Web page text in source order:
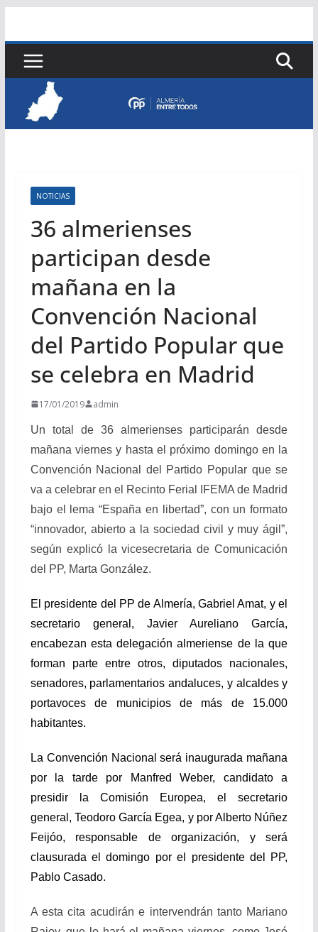
contenido
NOTICIAS
36 almerienses
participan desde
mañana en la
Convención Nacional
del Partido Popular que
se celebra en Madrid
17/01/2019 admin
Un total de 36 almerienses participarán desde
mañana viernes y hasta el próximo domingo en la
Convención Nacional del Partido Popular que se
va a celebrar en el Recinto Ferial IFEMA de Madrid
bajo el lema “España en libertad”, con un formato
“innovador, abierto a la sociedad civil y muy ágil”,
según explicó la vicesecretaria de Comunicación
del PP, Marta González.
El presidente del PP de Almería, Gabriel Amat, y el
secretario general, Javier Aureliano García,
encabezan esta delegación almeriense de la que
forman parte entre otros, diputados nacionales,
senadores, parlamentarios andaluces, y alcaldes y
portavoces de municipios de más de 15.000
habitantes.
La Convención Nacional será inaugurada mañana
por la tarde por Manfred Weber, candidato a
presidir la Comisión Europea, el secretario
general, Teodoro García Egea, y por Alberto Núñez
Feijóo, responsable de organización, y será
clausurada el domingo por el presidente del PP,
Pablo Casado.
A esta cita acudirán e intervendrán tanto Mariano